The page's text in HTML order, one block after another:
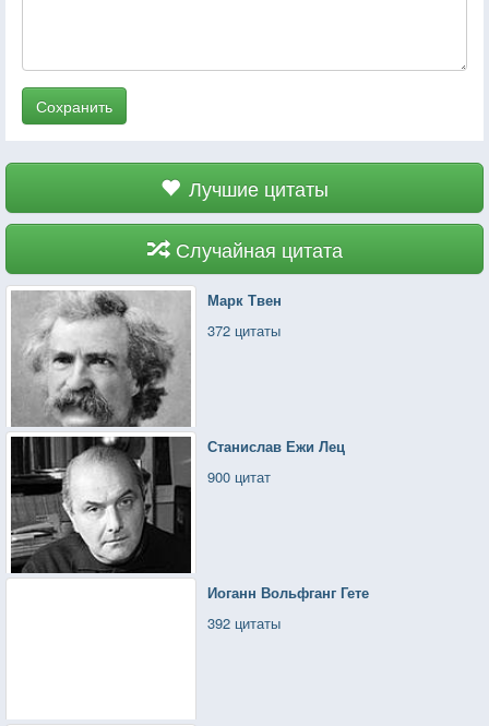
Сохранить
Лучшие цитаты
Случайная цитата
Марк Твен
372 цитаты
Станислав Ежи Лец
900 цитат
Иоганн Вольфганг Гете
392 цитаты